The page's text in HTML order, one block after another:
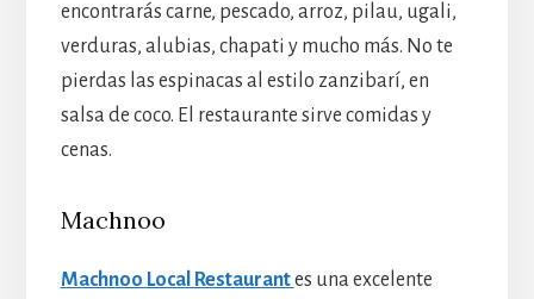
encontrarás carne, pescado, arroz, pilau, ugali,
verduras, alubias, chapati y mucho más. No te
pierdas las espinacas al estilo zanzibarí, en
salsa de coco. El restaurante sirve comidas y
cenas.
Machnoo
Machnoo Local Restaurantes una excelente